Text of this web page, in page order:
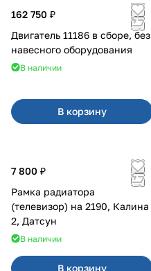
162 750 ₽
Двигатель 11186 в сборе, без
навесного оборудования
В наличии
В корзину
7 800 ₽
Рамка радиатора
(телевизор) на 2190, Калина
2, Датсун
В наличии
В корзину